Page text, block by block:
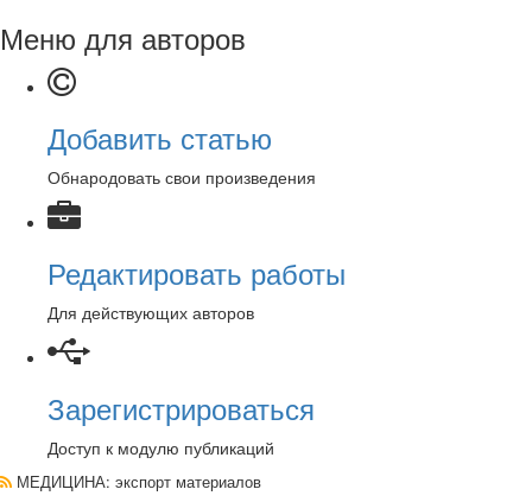
Меню для авторов
Добавить статью
Обнародовать свои произведения
Редактировать работы
Для действующих авторов
Зарегистрироваться
Доступ к модулю публикаций
МЕДИЦИНА: экспорт материалов